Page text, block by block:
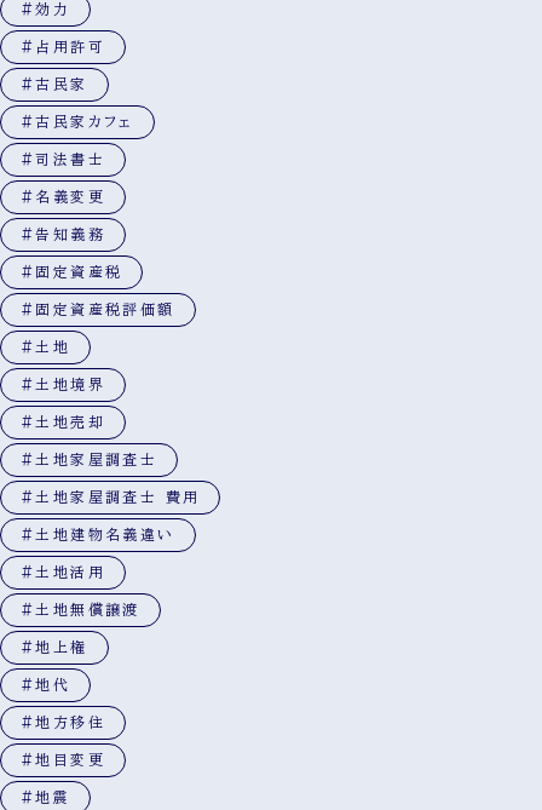
#効力
#占用許可
#古民家
#古民家カフェ
#司法書士
#名義変更
#告知義務
#固定資産税
#固定資産税評価額
#土地
#土地境界
#土地売却
#土地家屋調査士
#土地家屋調査士 費用
#土地建物名義違い
#土地活用
#土地無償譲渡
#地上権
#地代
#地方移住
#地目変更
#地震